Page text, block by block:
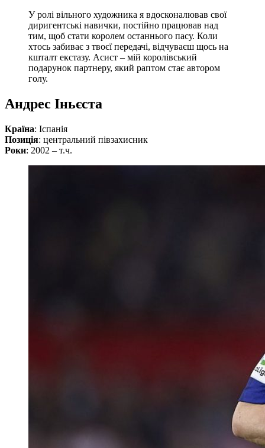
У ролі вільного художника я вдосконалював свої
диригентські навички, постійно працював над
тим, щоб стати королем останнього пасу. Коли
хтось забиває з твоєї передачі, відчуваєш щось на
кшталт екстазу. Асист – мій королівський
подарунок партнеру, який раптом стає автором
голу.
Андрес Іньєста
Країна: Іспанія
Позиція: центральний півзахисник
Роки: 2002 – т.ч.